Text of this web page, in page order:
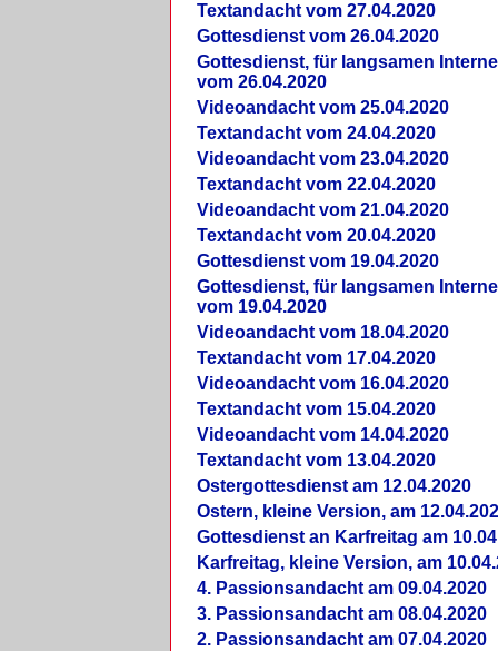
Textandacht vom 27.04.2020
Gottesdienst vom 26.04.2020
Gottesdienst, für langsamen
vom 26.04.2020
Videoandacht vom 25.04.2020
Textandacht vom 24.04.2020
Videoandacht vom 23.04.2020
Textandacht vom 22.04.2020
Videoandacht vom 21.04.2020
Textandacht vom 20.04.2020
Gottesdienst vom 19.04.2020
Gottesdienst, für langsamen
vom 19.04.2020
Videoandacht vom 18.04.2020
Textandacht vom 17.04.2020
Videoandacht vom 16.04.2020
Textandacht vom 15.04.2020
Videoandacht vom 14.04.2020
Textandacht vom 13.04.2020
Ostergottesdienst am 12.04.2020
Ostern, kleine Version, am
Gottesdienst an Karfreitag am
Karfreitag, kleine Version, am
4. Passionsandacht am 09.04.2020
3. Passionsandacht am 08.04.2020
2. Passionsandacht am 07.04.2020